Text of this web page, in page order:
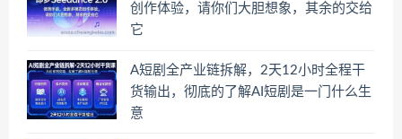
创作体验，请你们大胆想象，其余的交给
它
A短剧全产业链拆解，2天12小时全程干
货输出，彻底的了解AI短剧是一门什么生
意